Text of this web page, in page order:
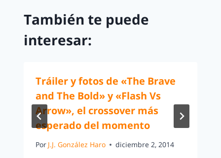
También te puede
interesar:
Tráiler y fotos de «The Brave
and The Bold» y «Flash Vs
Arrow», el crossover más
esperado del momento
Por J.J. González Haro diciembre 2, 2014